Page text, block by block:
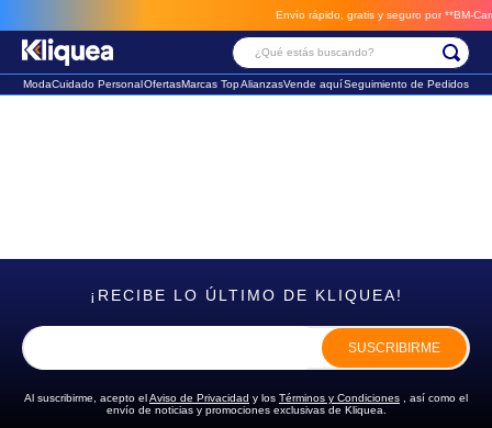
Envío rápido, gratis y seguro por **BM-
¿Qué estás buscando?
ModaCuidado PersonalOfertasMarcas TopAlianzasVende aquíSeguimiento de Pedidos
¡RECIBE LO ÚLTIMO DE KLIQUEA!
SUSCRIBIRME
Al suscribirme, acepto elAviso de Privacidad y los Términos y Condiciones , así como el
envío de noticias y promociones exclusivas de Kliquea.